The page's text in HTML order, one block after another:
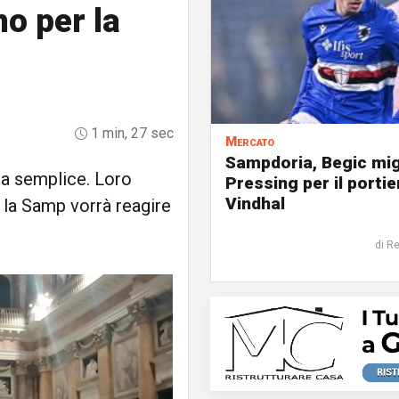
per la
1 min, 27 sec
semplice. Loro
Samp vorrà reagire
Mercato
Sampdoria, Begic
Pressing per il
Vindhal
di